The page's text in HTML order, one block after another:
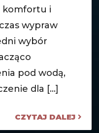
komfortu i
wypraw
wybór
pod wodą,
dla [...]
CZYTAJ DALEJ